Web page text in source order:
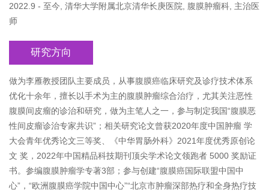
2022.9 - 至今, 清华大学附属北京清华长庚医院, 腹膜肿瘤科, 主治医
师
研究方向
做为李雁教授团队主要成员，从事腹膜癌临床研究及诊疗技术体系
优化十余年，擅长以手术为主的腹膜肿瘤综合治疗，尤其关注恶性
腹膜间皮瘤的诊治和研究，做为主笔人之一，参与制定我国“腹膜恶
性间皮瘤诊治专家共识”；相关研究论文曾获2020年度中国肿瘤 学
大会青年优秀论文三等奖、《中华胃肠外科》2021年度优秀原创论
文 奖，2022年中国精品科技期刊顶尖学术论文领跑者 5000 奖励证
书。参编腹膜肿瘤学专著3部；参与创建“腹膜癌国际联盟中国中
心”，“欧洲腹膜癌学院中国中心”“北京市肿瘤深部热疗和全身热疗技